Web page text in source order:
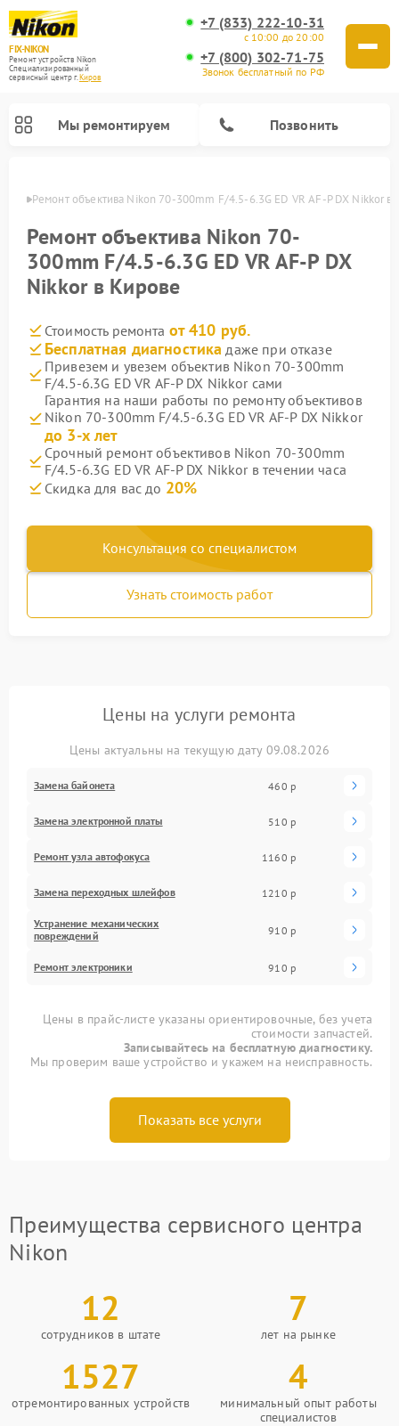
FIX-NIKON
Ремонт устройств Nikon
Специализированный
cервисный центр г.Киров
+7 (833) 222-10-31
с 10:00 до 20:00
+7 (800) 302-71-75
Звонок бесплатный по РФ
Мы ремонтируем Позвонить
Ремонт объектива Nikon 70-300mm F/4.5-6.3G ED VR AF-P DX Nikkor в
Ремонт объектива Nikon 70-
300mm F/4.5-6.3G ED VR AF-P DX
Nikkor в Кирове
Стоимость ремонта от 410 руб.
Бесплатная диагностика даже при отказе
Привезем и увезем объектив Nikon 70-300mm
F/4.5-6.3G ED VR AF-P DX Nikkor сами
Гарантия на наши работы по ремонту объективов
Nikon 70-300mm F/4.5-6.3G ED VR AF-P DX Nikkor
до 3-х лет
Срочный ремонт объективов Nikon 70-300mm
F/4.5-6.3G ED VR AF-P DX Nikkor в течении часа
Скидка для вас до 20%
Консультация со специалистом
Узнать стоимость работ
Цены на услуги ремонта
Цены актуальны на текущую дату 09.08.2026
Замена байонета 460 р
Замена электронной платы 510 р
Ремонт узла автофокуса 1160 р
Замена переходных шлейфов 1210 р
Устранение механических
повреждений
910 р
Ремонт электроники 910 р
Цены в прайс-листе указаны ориентировочные, без учета
стоимости запчастей.
Записывайтесь на бесплатную диагностику.
Мы проверим ваше устройство и укажем на неисправность.
Показать все услуги
Преимущества сервисного центра
Nikon
12
сотрудников в штате
7
лет на рынке
1527
отремонтированных устройств
4
минимальный опыт работы
специалистов